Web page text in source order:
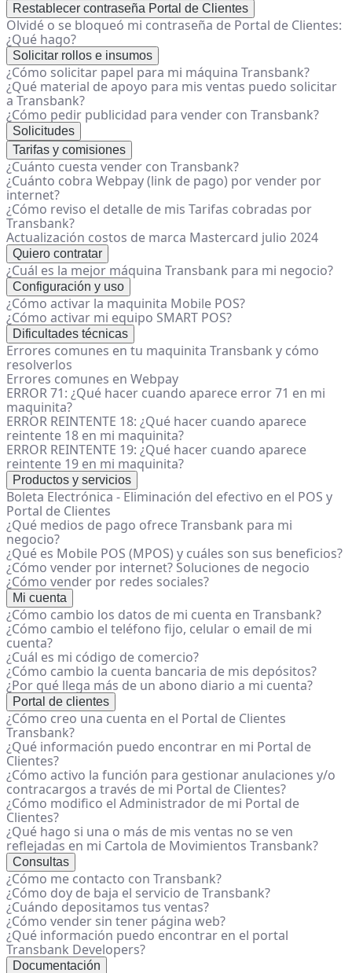
Restablecer contraseña Portal de Clientes
Olvidé o se bloqueó mi contraseña de Portal de Clientes:
¿Qué hago?
Solicitar rollos e insumos
¿Cómo solicitar papel para mi máquina Transbank?
¿Qué material de apoyo para mis ventas puedo solicitar
a Transbank?
¿Cómo pedir publicidad para vender con Transbank?
Solicitudes
Tarifas y comisiones
¿Cuánto cuesta vender con Transbank?
¿Cuánto cobra Webpay (link de pago) por vender por
internet?
¿Cómo reviso el detalle de mis Tarifas cobradas por
Transbank?
Actualización costos de marca Mastercard julio 2024
Quiero contratar
¿Cuál es la mejor máquina Transbank para mi negocio?
Configuración y uso
¿Cómo activar la maquinita Mobile POS?
¿Cómo activar mi equipo SMART POS?
Dificultades técnicas
Errores comunes en tu maquinita Transbank y cómo
resolverlos
Errores comunes en Webpay
ERROR 71: ¿Qué hacer cuando aparece error 71 en mi
maquinita?
ERROR REINTENTE 18: ¿Qué hacer cuando aparece
reintente 18 en mi maquinita?
ERROR REINTENTE 19: ¿Qué hacer cuando aparece
reintente 19 en mi maquinita?
Productos y servicios
Boleta Electrónica - Eliminación del efectivo en el POS y
Portal de Clientes
¿Qué medios de pago ofrece Transbank para mi
negocio?
¿Qué es Mobile POS (MPOS) y cuáles son sus beneficios?
¿Cómo vender por internet? Soluciones de negocio
¿Cómo vender por redes sociales?
Mi cuenta
¿Cómo cambio los datos de mi cuenta en Transbank?
¿Cómo cambio el teléfono fijo, celular o email de mi
cuenta?
¿Cuál es mi código de comercio?
¿Cómo cambio la cuenta bancaria de mis depósitos?
¿Por qué llega más de un abono diario a mi cuenta?
Portal de clientes
¿Cómo creo una cuenta en el Portal de Clientes
Transbank?
¿Qué información puedo encontrar en mi Portal de
Clientes?
¿Cómo activo la función para gestionar anulaciones y/o
contracargos a través de mi Portal de Clientes?
¿Cómo modifico el Administrador de mi Portal de
Clientes?
¿Qué hago si una o más de mis ventas no se ven
reflejadas en mi Cartola de Movimientos Transbank?
Consultas
¿Cómo me contacto con Transbank?
¿Cómo doy de baja el servicio de Transbank?
¿Cuándo depositamos tus ventas?
¿Cómo vender sin tener página web?
¿Qué información puedo encontrar en el portal
Transbank Developers?
Documentación